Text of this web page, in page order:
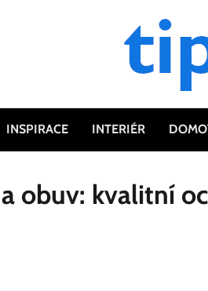
INSPIRACE INTERIÉR
obuv: kvalitní